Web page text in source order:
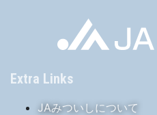
Extra Links
JAみついしについて